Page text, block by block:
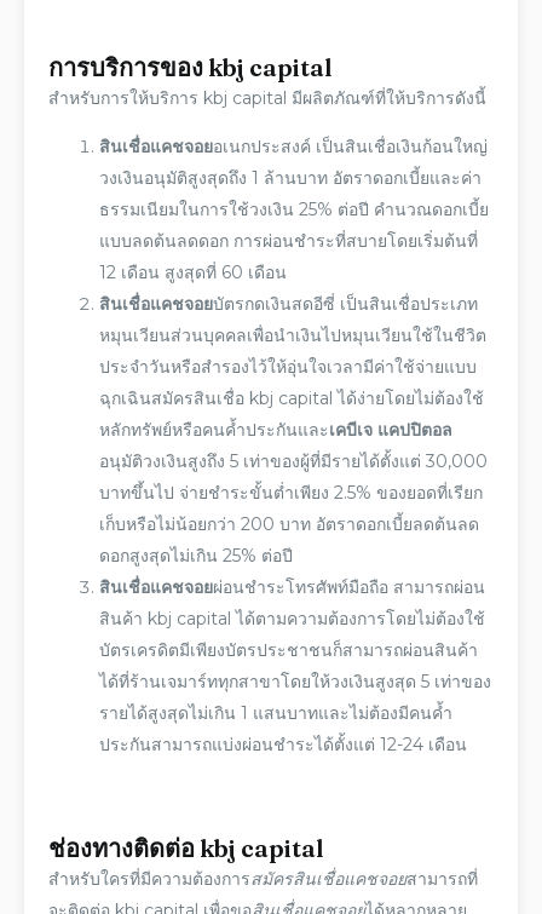
การบริการของ kbj capital
สำหรับการให้บริการ kbj capital มีผลิตภัณฑ์ที่ให้บริการดังนี้
สินเชื่อแคชจอยอเนกประสงค์ เป็นสินเชื่อเงินก้อนใหญ่
วงเงินอนุมัติสูงสุดถึง 1 ล้านบาท อัตราดอกเบี้ยและค่า
ธรรมเนียมในการใช้วงเงิน 25% ต่อปี คำนวณดอกเบี้ย
แบบลดต้นลดดอก การผ่อนชำระที่สบายโดยเริ่มต้นที่
12 เดือน สูงสุดที่ 60 เดือน
สินเชื่อแคชจอยบัตรกดเงินสดอีซี่ เป็นสินเชื่อประเภท
หมุนเวียนส่วนบุคคลเพื่อนำเงินไปหมุนเวียนใช้ในชีวิต
ประจำวันหรือสำรองไว้ให้อุ่นใจเวลามีค่าใช้จ่ายแบบ
ฉุกเฉินสมัครสินเชื่อ kbj capitalได้ง่ายโดยไม่ต้องใช้
หลักทรัพย์หรือคนค้ำประกันและเคบีเจ แคปปิตอล
อนุมัติวงเงินสูงถึง 5 เท่าของผู้ที่มีรายได้ตั้งแต่ 30,000
บาทขึ้นไป จ่ายชำระขั้นต่ำเพียง 2.5% ของยอดที่เรียก
เก็บหรือไม่น้อยกว่า 200 บาท อัตราดอกเบี้ยลดต้นลด
ดอกสูงสุดไม่เกิน 25% ต่อปี
สินเชื่อแคชจอยผ่อนชำระโทรศัพท์มือถือ สามารถผ่อน
สินค้า kbj capital ได้ตามความต้องการโดยไม่ต้องใช้
บัตรเครดิตมีเพียงบัตรประชาชนก็สามารถผ่อนสินค้า
ได้ที่ร้านเจมาร์ททุกสาขาโดยให้วงเงินสูงสุด 5 เท่าของ
รายได้สูงสุดไม่เกิน 1 แสนบาทและไม่ต้องมีคนค้ำ
ประกันสามารถแบ่งผ่อนชำระได้ตั้งแต่ 12-24 เดือน
ช่องทางติดต่อ kbj capital
สำหรับใครที่มีความต้องการสมัครสินเชื่อแคชจอยสามารถที่